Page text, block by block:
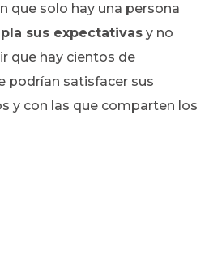
que solo hay una persona
sus expectativas y no
que hay cientos de
podrían satisfacer sus
y con las que comparten los